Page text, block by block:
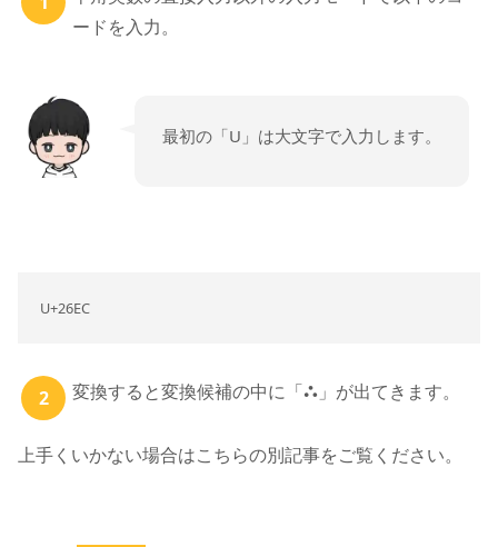
ードを入力。
最初の「U」は大文字で入力します。
U+26EC
変換すると変換候補の中に「⛬」が出てきます。
上手くいかない場合はこちらの別記事をご覧ください。